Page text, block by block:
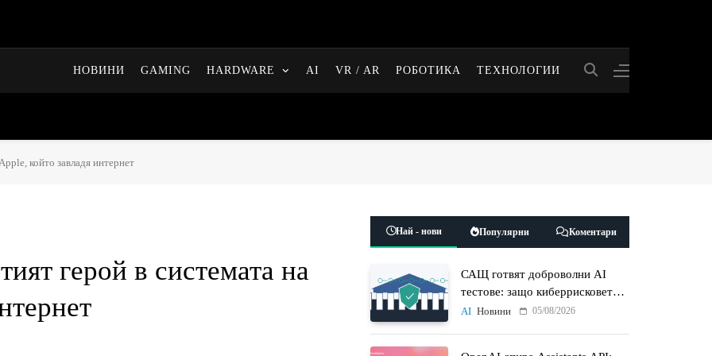
НОВИНИ GAMING HARDWARE AI VR / AR РОБОТИКА ТЕХНОЛОГИИ
който завладя интернет
герой в системата на
Най - нови Популярни Коментари
САЩ готвят доброволни AI
тестове: защо киберрисковете
на моделите стават
AI Новини 05/08/2026